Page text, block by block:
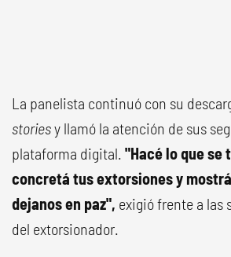
La panelista continuó con su
storiesy llamó la atención de sus
plataforma digital. "Hacé lo que se
concretá tus extorsiones y
dejanos en paz", exigió frente a las
del extorsionador.